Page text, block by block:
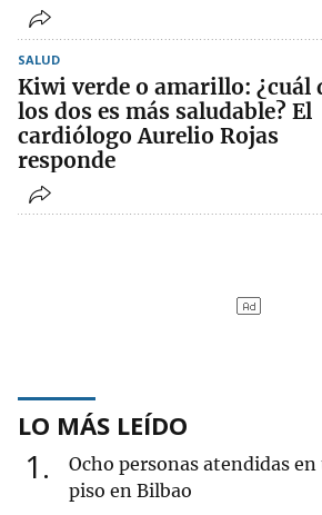
SALUD
Kiwi verde o amarillo: ¿cuál
los dos es más saludable? El
cardiólogo Aurelio Rojas
responde
LO MÁS LEÍDO
1
Ocho personas atendidas
piso en Bilbao